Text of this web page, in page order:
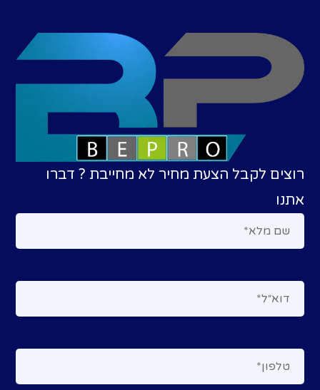
רוצים לקבל הצעת מחיר לא מחייבת ? דברו
אתנו